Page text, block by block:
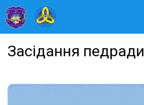
Засідання педради